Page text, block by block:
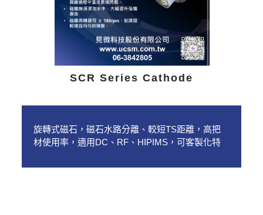
SCR Series Cathode
旋轉式磁石，磁石水路分離、較短TS距離，高把
材使用率，適用DC、RF、HIPIMS，可客製化特